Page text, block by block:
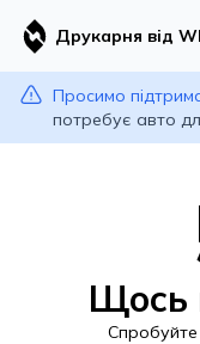
Друкарня від
Просимо
потребує авто
Щось
Спробуйте